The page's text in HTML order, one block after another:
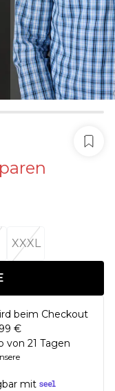
XXXL
beim Checkout
€
von 21 Tagen
mit